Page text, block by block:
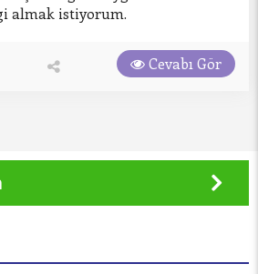
almak istiyorum.
Cevabı Gör